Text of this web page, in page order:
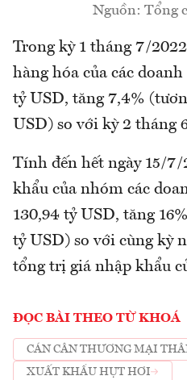
Nguồn: Tổng
Trong kỳ 1 tháng 7/
hàng hóa của các
tỷ USD, tăng 7,4%
USD) so với kỳ 2 tháng
Tính đến hết ngày 15/
khẩu của nhóm các
130,94 tỷ USD, tăng
tỷ USD) so với cùng kỳ
tổng trị giá nhập khẩu
ĐỌC BÀI THEO TỪ KHOÁ
CÁN CÂN THƯƠNG MẠI
XUẤT KHẨU HỤT HƠI